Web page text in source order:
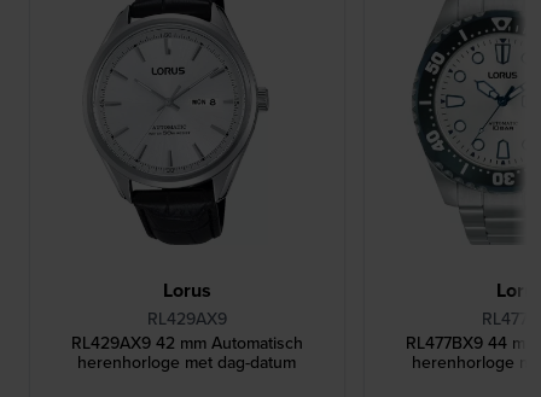
Lorus
RL429AX9
RL429AX9 42 mm Automatisch
herenhorloge met dag-datum
RL477BX9 44
herenhorloge